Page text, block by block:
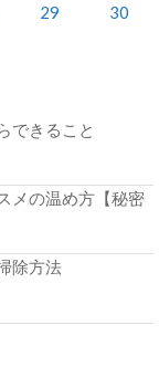
29
30
できること
メの温め方【秘密
除方法